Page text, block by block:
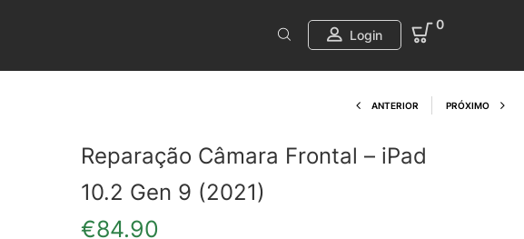
Login
0
Product
ANTERIOR PRÓXIMO
Reparação Câmara Frontal – iPad
10.2 Gen 9 (2021)
€84.90